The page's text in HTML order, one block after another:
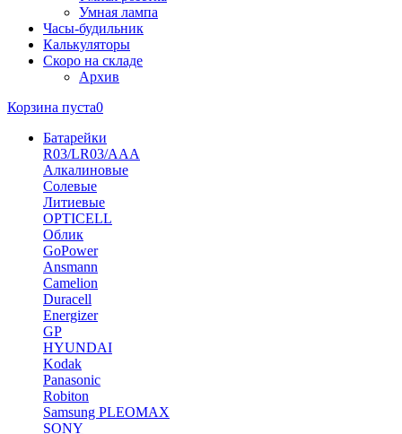
Умная лампа
Часы-будильник
Калькуляторы
Скоро на складе
Архив
Корзина пуста0
Батарейки
R03/LR03/AAA
Алкалиновые
Солевые
Литиевые
OPTICELL
Облик
GoPower
Ansmann
Camelion
Duracell
Energizer
GP
HYUNDAI
Kodak
Panasonic
Robiton
Samsung PLEOMAX
SONY